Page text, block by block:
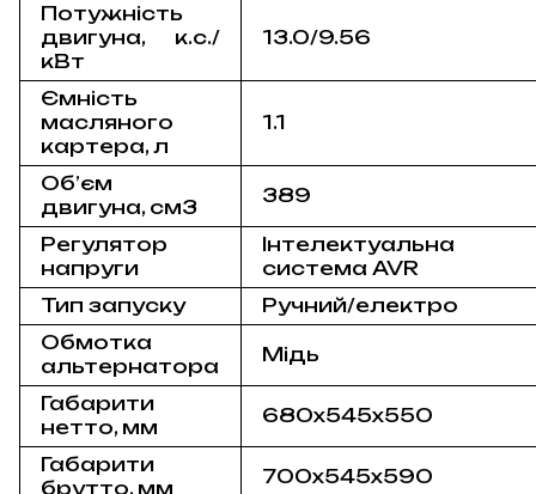
Потужність
двигуна, к.с./
кВт
13.0/9.56
Ємність
масляного
картера, л
1.1
Об’єм
двигуна, см3
389
Регулятор
напруги
Інтелектуальна
система AVR
Тип запуску
Ручний/електро
Обмотка
альтернатора
Мідь
Габарити
нетто, мм
680x545x550
Габарити
брутто, мм
700x545x590